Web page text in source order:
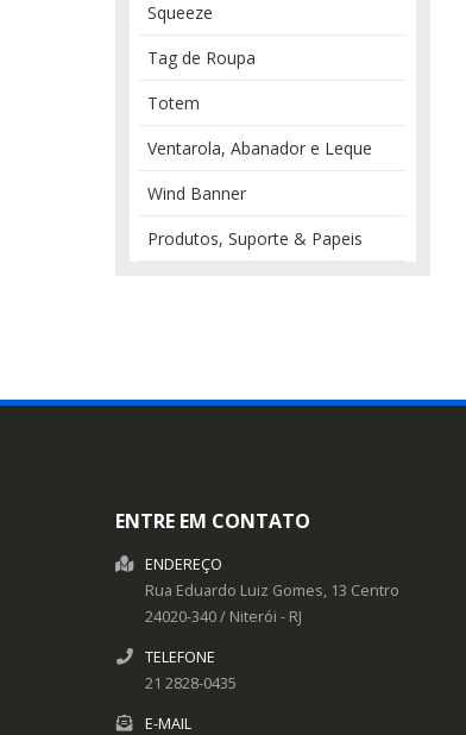
Squeeze
Tag de Roupa
Totem
Ventarola, Abanador e Leque
Wind Banner
Produtos, Suporte & Papeis
ENTRE EM CONTATO
ENDEREÇO
Rua Eduardo Luiz Gomes, 13 Centro
24020-340/ Niterói - RJ
TELEFONE
21 2828-0435
E-MAIL